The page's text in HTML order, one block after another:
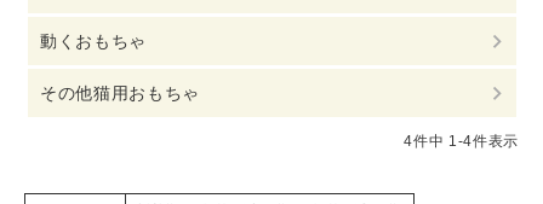
動くおもちゃ
その他猫用おもちゃ
4件中 1-4件表示